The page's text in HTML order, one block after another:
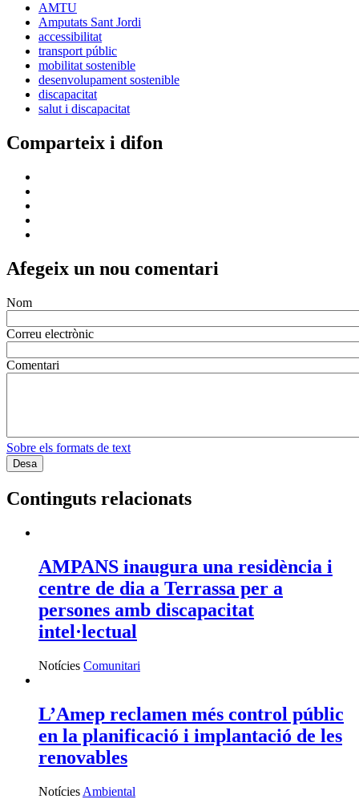
AMTU
Amputats Sant Jordi
accessibilitat
transport públic
mobilitat sostenible
desenvolupament sostenible
discapacitat
salut i discapacitat
Comparteix i difon
Afegeix un nou comentari
Nom
Correu electrònic
Comentari
Sobre els formats de text
Continguts relacionats
AMPANS inaugura una residència i
centre de dia a Terrassa per a
persones amb discapacitat
intel·lectual
Notícies Comunitari
L’Amep reclamen més control públic
en la planificació i implantació de les
renovables
Notícies Ambiental